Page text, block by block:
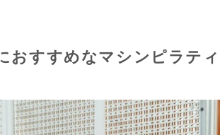
おすすめなマシンピラテ